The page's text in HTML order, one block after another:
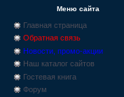
Меню сайта
Главная страница
Обратная связь
Новости, промо-акции
Наш каталог сайтов
Гостевая книга
Форум